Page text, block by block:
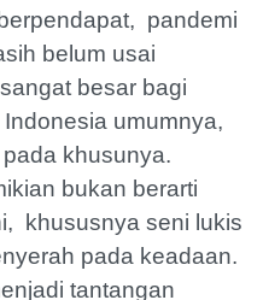
pandemi
belum usai
besar bagi
umumnya,
khusunya.
bukan berarti
khususnya seni lukis
pada keadaan.
tantangan